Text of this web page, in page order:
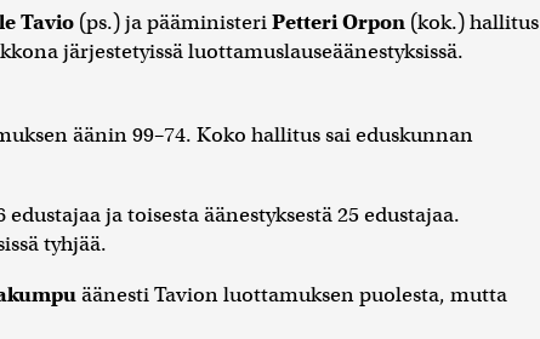
Tavio (ps.) ja pääministeriPetteri Orpon (kok.) hallitus
järjestetyissä luottamuslauseäänestyksissä.
äänin 99–74. Koko hallitus sai eduskunnan
ja toisesta äänestyksestä 25 edustajaa.
tyhjää.
äänesti Tavion luottamuksen puolesta, mutta